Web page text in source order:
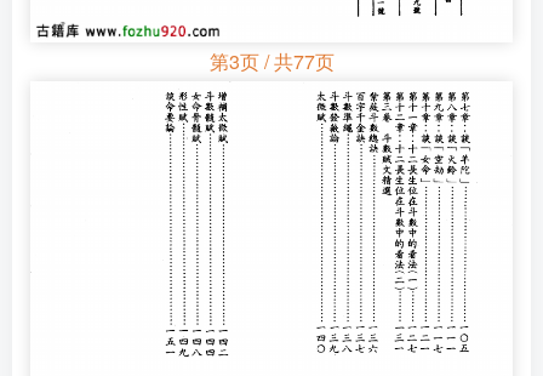
第3页 / 共77页